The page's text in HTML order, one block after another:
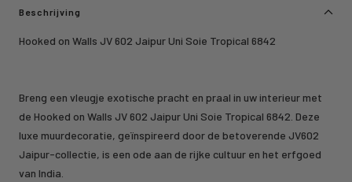
Beschrijving
Hooked on Walls JV 602 Jaipur Uni Soie Tropical 6842
Breng een vleugje exotische pracht en praal in uw interieur met
de Hooked on Walls JV 602 Jaipur Uni Soie Tropical 6842. Deze
luxe muurdecoratie, geïnspireerd door de betoverende JV602
Jaipur-collectie, is een ode aan de rijke cultuur en het erfgoed
van India.